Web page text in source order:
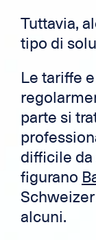
Tuttavia,
tipo di
Le tariffe
parte si
difficile da
figurano
alcuni.